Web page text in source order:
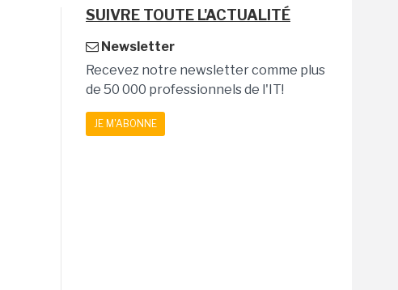
SUIVRE TOUTE L'ACTUALITÉ
Newsletter
Recevez notre newsletter comme plus
de 50 000 professionnels de l'IT!
JE M'ABONNE